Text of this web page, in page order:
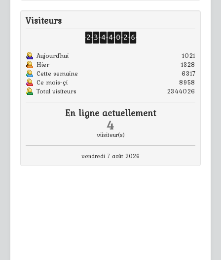
Visiteurs
Aujourd'hui
1021
Hier
1328
Cette semaine
6317
Ce mois-çi
8958
Total visiteurs
2344026
En ligne actuellement
4
viisiteur(s)
vendredi 7 août 2026